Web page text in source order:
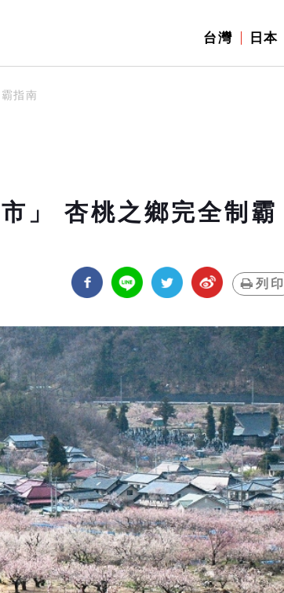
台灣 日本
指南
」 杏桃之鄉完全制霸
列印